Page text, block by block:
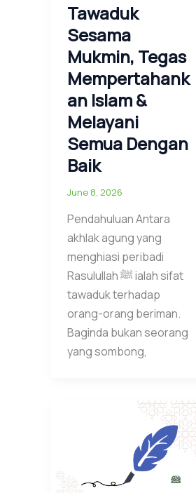
Tawaduk
Sesama
Mukmin, Tegas
Mempertahank
an Islam &
Melayani
Semua Dengan
Baik
June 8, 2026
Pendahuluan Antara
akhlak agung yang
menghiasi peribadi
Rasulullah ﷺ ialah sifat
tawaduk terhadap
orang-orang beriman.
Baginda bukan seorang
yang sombong,